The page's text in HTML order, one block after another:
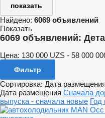
показать
Найдено: 6069 объявлений
Показать
6069 объявлений:
Цена: 130 000 UZS - 58 000
Фильтр
Сортировка: Дата размещения
Дата размещения Сначала
выпуска - сначала новые Год